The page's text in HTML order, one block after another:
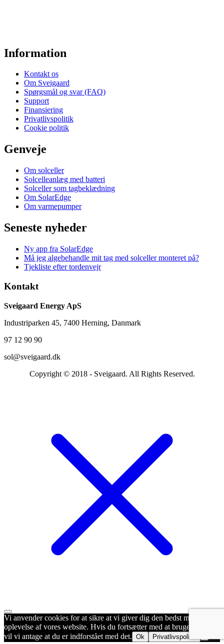
Information
Kontakt os
Om Sveigaard
Spørgsmål og svar (FAQ)
Support
Finansiering
Privatlivspolitik
Cookie politik
Genveje
Om solceller
Solcelleanlæg med batteri
Solceller som tagbeklædning
Om SolarEdge
Om varmepumper
Seneste nyheder
Ny app fra SolarEdge
Må jeg algebehandle mit tag med solceller monteret på?
Tjekliste efter tordenvejr
Kontakt
Sveigaard Energy ApS
Industriparken 45, 7400 Herning, Danmark
97 12 90 90
sol@sveigaard.dk
Copyright © 2018 - Sveigaard. All Rights Reserved.
Vi anvender cookies for at sikre at vi giver dig den bedst mulige
oplevelse af vores website. Hvis du fortsætter med at bruge dette site
vil vi antage at du er indforstået med det. Ok Privatlivspolitik